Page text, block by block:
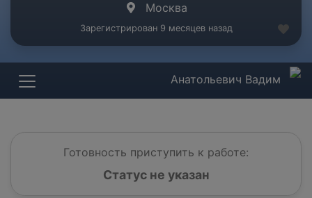
Москва
Зарегистрирован 9 месяцев назад
Анатольевич Вадим
Готовность приступить к работе:
Статус не указан